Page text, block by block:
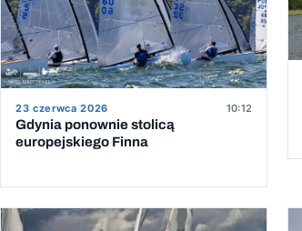
23 czerwca 2026 10:12
Gdynia ponownie stolicą
europejskiego Finna